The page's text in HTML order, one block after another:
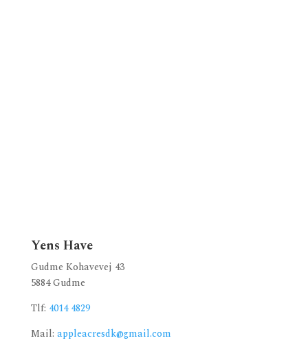
Yens Have
Gudme Kohavevej 43
5884 Gudme
Tlf: 4014 4829
Mail: appleacresdk@gmail.com